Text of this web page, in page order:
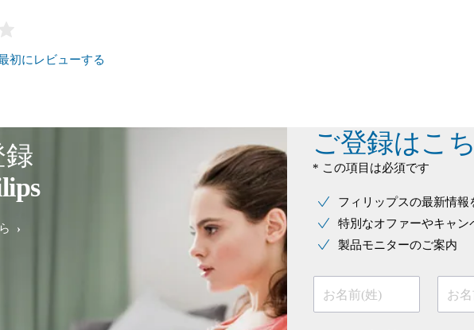
初にレビューする
録
ご登録はこ
* この項目は必須です
フィリップスの最新情報
特別なオファーやキャン
製品モニターのご案内
お名前(姓) お